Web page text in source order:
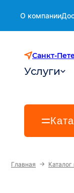
О компании
Санкт-
Услуги
Главная →